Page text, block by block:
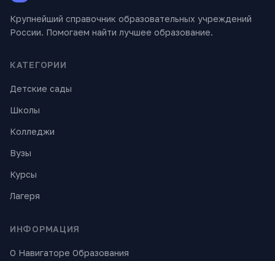
Крупнейший справочник образовательных учреждений
России. Помогаем найти лучшее образование.
КАТЕГОРИИ
Детские сады
Школы
Колледжи
Вузы
Курсы
Лагеря
ИНФОРМАЦИЯ
О Навигаторе Образования